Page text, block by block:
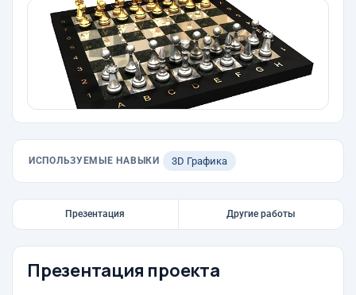
ИСПОЛЬЗУЕМЫЕ НАВЫКИ 3D Графика
Презентация Другие работы
Презентация проекта